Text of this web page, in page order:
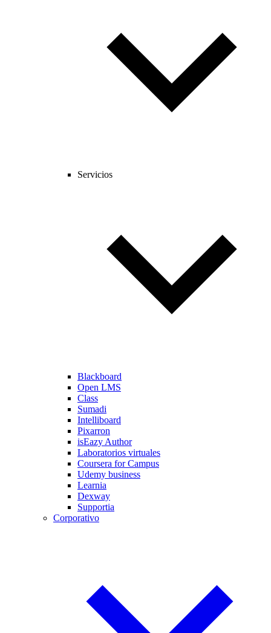
Servicios
Blackboard
Open LMS
Class
Sumadi
Intelliboard
Pixarron
isEazy Author
Laboratorios virtuales
Coursera for Campus
Udemy business
Learnia
Dexway
Supportia
Corporativo